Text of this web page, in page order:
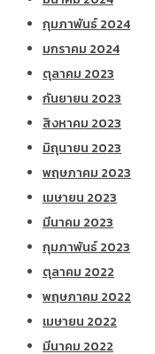
กุมภาพันธ์ 2024
มกราคม 2024
ตุลาคม 2023
กันยายน 2023
สิงหาคม 2023
มิถุนายน 2023
พฤษภาคม 2023
เมษายน 2023
มีนาคม 2023
กุมภาพันธ์ 2023
ตุลาคม 2022
พฤษภาคม 2022
เมษายน 2022
มีนาคม 2022